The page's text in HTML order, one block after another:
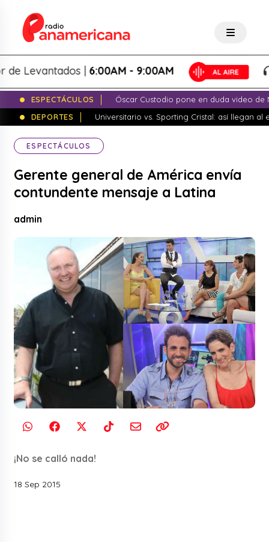
|6:00AM - 9:00AM
ESPECTÁCULOS
Óscar Custodio pone en duda video de
DEPORTES
Universitario vs. Sporting Cristal: así llegan al
ESPECTÁCULOS
Gerente general de América envía
contundente mensaje a Latina
admin
¡No se calló nada!
18 Sep 2015